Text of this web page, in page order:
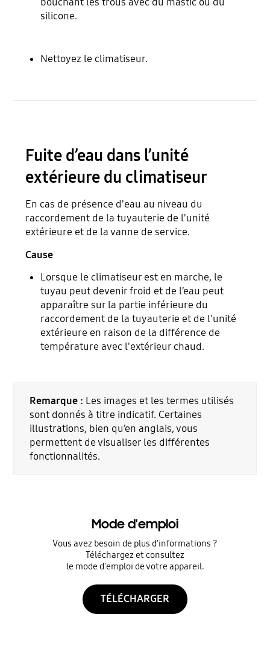
silicone.
Nettoyez le climatiseur.
Fuite d’eau dans l’unité
extérieure du climatiseur
En cas de présence d'eau au niveau du
raccordement de la tuyauterie de l'unité
extérieure et de la vanne de service.
Cause
Lorsque le climatiseur est en marche, le
tuyau peut devenir froid et de l’eau peut
apparaître sur la partie inférieure du
raccordement de la tuyauterie et de l'unité
extérieure en raison de la différence de
température avec l'extérieur chaud.
Remarque : Les images et les termes utilisés
sont donnés à titre indicatif. Certaines
illustrations, bien qu’en anglais, vous
permettent de visualiser les différentes
fonctionnalités.
Mode d'emploi
Vous avez besoin de plus d'informations ?
Téléchargez et consultez
le mode d'emploi de votre appareil.
TÉLÉCHARGER